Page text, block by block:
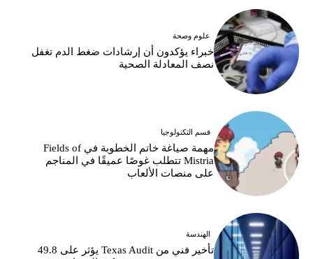
علوم وصحة
خبراء يؤكدون أن إرشادات ضغط الدم تغفل
نصف المعادلة الصحية
قسم التكنولوجيا
مهمة صياغة خاتم الخطوبة في Fields of
Mistria تتطلب غوصًا عميقًا في المناجم
على منصات الألعاب
الهندسة
تأخير فني من Texas Audit يؤثر على 49.8